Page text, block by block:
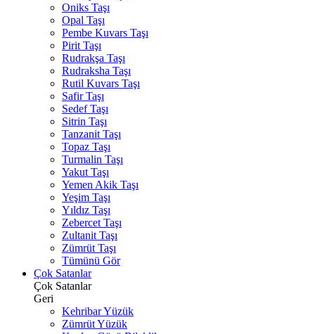
Oniks Taşı
Opal Taşı
Pembe Kuvars Taşı
Pirit Taşı
Rudrakşa Taşı
Rudraksha Taşı
Rutil Kuvars Taşı
Safir Taşı
Sedef Taşı
Sitrin Taşı
Tanzanit Taşı
Topaz Taşı
Turmalin Taşı
Yakut Taşı
Yemen Akik Taşı
Yeşim Taşı
Yıldız Taşı
Zebercet Taşı
Zultanit Taşı
Zümrüt Taşı
Tümünü Gör
Çok Satanlar
Çok Satanlar
Geri
Kehribar Yüzük
Zümrüt Yüzük